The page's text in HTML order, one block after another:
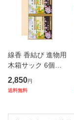
線香 香結び 進物用
木箱サック 6個入
り ギフト （ お線
香 微煙 仏壇 お墓
プレゼント 贈り物
2,850円
送料無料